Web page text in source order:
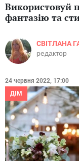
Використовуй
фантазію та
СВІТЛАНА
редактор
24 червня 2022, 17:00
ДІМ